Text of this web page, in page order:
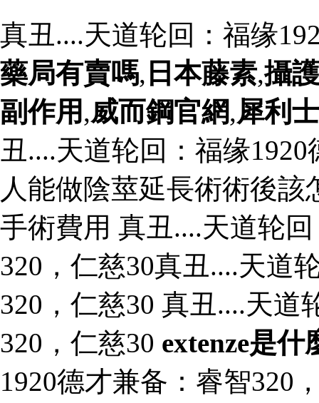
真丑....天道轮回：福缘
藥局有賣嗎, 日本藤素,攝
副作用 ,威而鋼官網,犀利
丑....天道轮回：福缘
人能做陰莖延長術術後
手術費用 真丑....天道轮
320，仁慈30真丑....天道
320，仁慈30 真丑....天道
320，仁慈30 extenze是什
1920德才兼备：睿智320